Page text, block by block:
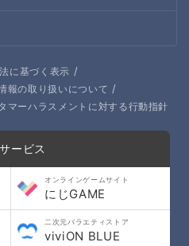
に基づく表示 /
報の取り扱いについて /
マーハラスメントに対する行動指針
ービス
オンラインゲームサイト
にじGAME
二次元バラエティストア
viviON BLUE